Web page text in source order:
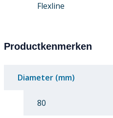
Flexline
Productkenmerken
Diameter (mm)
80